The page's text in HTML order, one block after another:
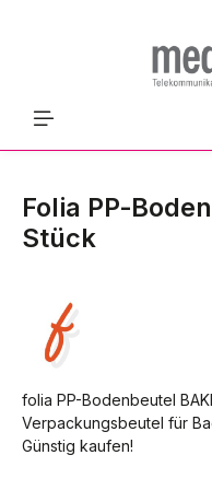
Folia
Stück
folia PP-Bodenbeutel
Verpackungsbeutel für
Günstig kaufen!